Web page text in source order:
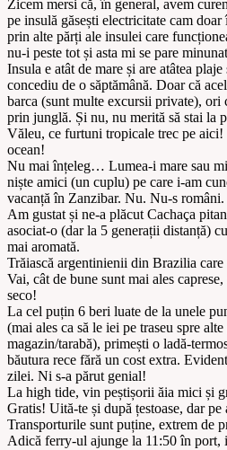
Zicem mersi că, în general, avem
pe insulă găsești electricitate cam
prin alte părți ale insulei care
nu-i peste tot și asta mi se pare
Insula e atât de mare și are atâtea
concediu de o săptămână. Doar că
barca (sunt multe excursii private), ori
prin junglă. Și nu, nu merită să stai la
Văleu, ce furtuni tropicale trec pe
ocean!
Nu mai înțeleg… Lumea-i mare sau
niște amici (un cuplu) pe care i-am
vacanță în Zanzibar. Nu. Nu-s români.
Am gustat și ne-a plăcut Cachaça
asociat-o (dar la 5 generații distanță)
mai aromată.
Trăiască argentinienii din Brazilia care
Vai, cât de bune sunt mai ales
seco!
La cel puțin 6 beri luate de la unele
(mai ales ca să le iei pe traseu spre
magazin/tarabă), primești o ladă-
băutura rece fără un cost extra.
zilei. Ni s-a părut genial!
La high tide, vin peștișorii ăia mici și
Gratis! Uită-te și după țestoase, dar pe
Transporturile sunt puține, extrem de
Adică ferry-ul ajunge la 11:50 în port,